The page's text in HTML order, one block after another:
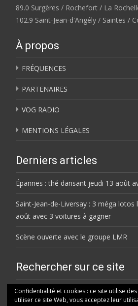
89.0 Surgères / Rochefort / La
102.9 Saint-Jean-d'Angély / Saintes /
À propos
FRÉQUENCES
PARTENAIRES
VOG RADIO
MENTIONS LÉGALES
Derniers articles
Épannes : thé dansant jeudi 13 août
Saint-Jean-de-Liversay : 3 méga lotos
août avec 3 voitures à gagner
Scène ouverte avec le groupe LMR
Rechercher sur ce site
Rechercher
Confidentialité et cookies : ce site utilise
utiliser ce site Web, vous acceptez leur